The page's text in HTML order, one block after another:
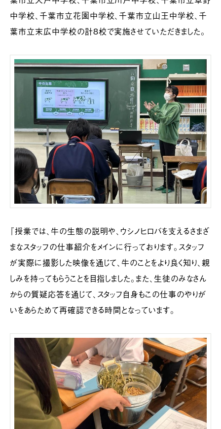
中学校、千葉市立花園中学校、千葉市立山王中学校、千
葉市立末広中学校の計8校で実施させていただきました。
『授業では、牛の生態の説明や、ウシノヒロバを支えるさまざ
まなスタッフの仕事紹介をメインに行っております。スタッフ
が実際に撮影した映像を通じて、牛のことをより良く知り、親
しみを持ってもらうことを目指しました。また、生徒のみなさん
からの質疑応答を通じて、スタッフ自身もこの仕事のやりが
いをあらためて再確認できる時間となっています。